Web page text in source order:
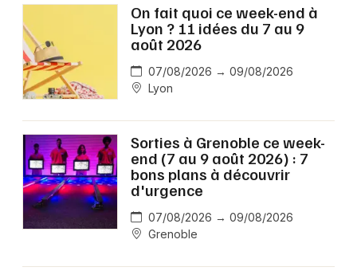
On fait quoi ce week-end à
Lyon ? 11 idées du 7 au 9
août 2026
07/08/2026 → 09/08/2026
Lyon
Sorties à Grenoble ce week-
end (7 au 9 août 2026) : 7
bons plans à découvrir
d'urgence
07/08/2026 → 09/08/2026
Grenoble